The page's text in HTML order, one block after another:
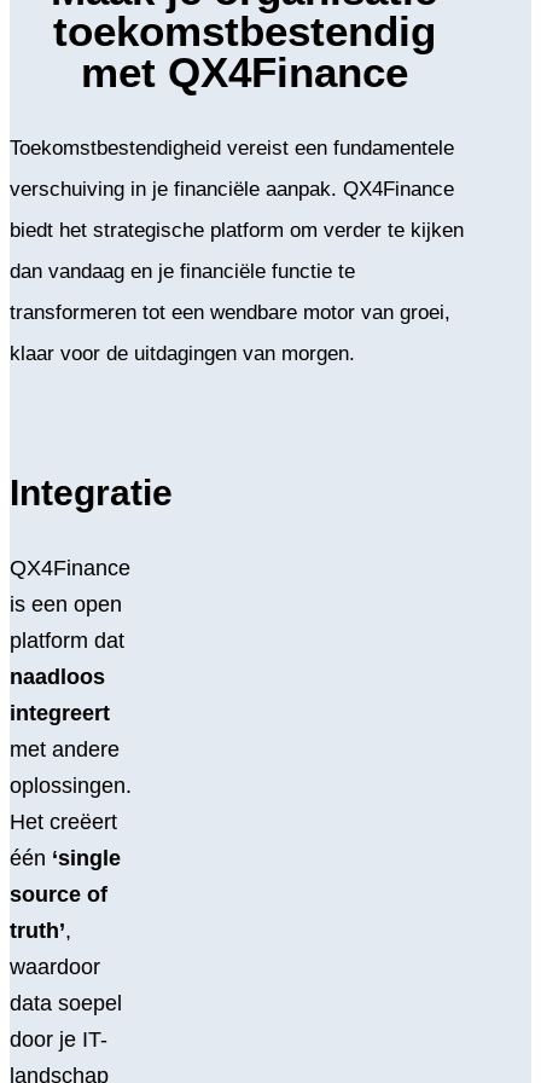
toekomstbestendig
met QX4Finance
Toekomstbestendigheid vereist een fundamentele
verschuiving in je financiële aanpak. QX4Finance
biedt het strategische platform om verder te kijken
dan vandaag en je financiële functie te
transformeren tot een wendbare motor van groei,
klaar voor de uitdagingen van morgen.
Integratie
QX4Finance
is een open
platform dat
naadloos
integreert
met andere
oplossingen.
Het creëert
één ‘single
source of
truth’,
waardoor
data soepel
door je IT-
landschap